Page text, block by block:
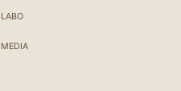
LABO
MEDIA